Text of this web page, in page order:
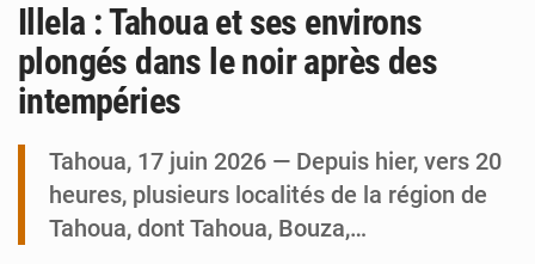
Illela : Tahoua et ses environs
plongés dans le noir après des
intempéries
Tahoua, 17 juin 2026 — Depuis hier, vers 20
heures, plusieurs localités de la région de
Tahoua, dont Tahoua, Bouza,…